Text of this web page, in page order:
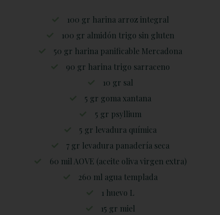
100 gr harina arroz integral
100 gr almidón trigo sin gluten
50 gr harina panificable Mercadona
90 gr harina trigo sarraceno
10 gr sal
5 gr goma xantana
5 gr psyllium
5 gr levadura química
7 gr levadura panadería seca
60 mil AOVE (aceite oliva virgen extra)
260 ml agua templada
1 huevo L
15 gr miel